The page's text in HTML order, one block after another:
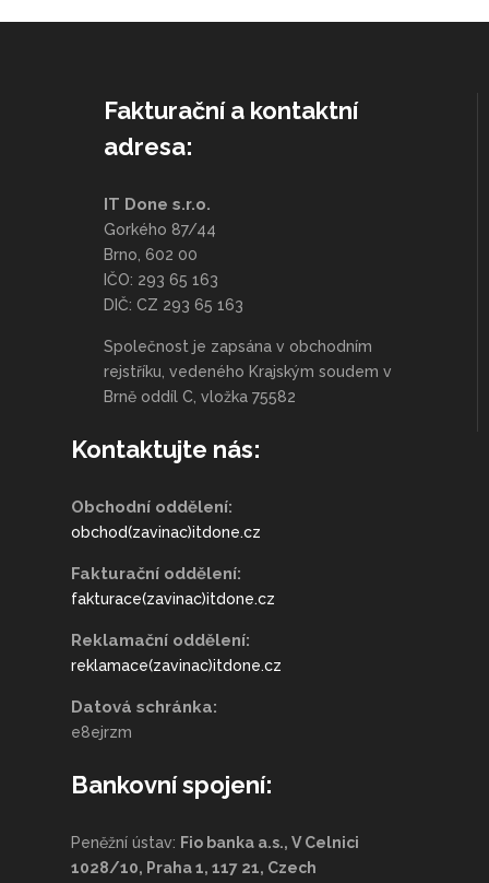
Fakturační a kontaktní
adresa:
IT Done s.r.o.
Gorkého 87/44
Brno, 602 00
IČO: 293 65 163
DIČ: CZ 293 65 163
Společnost je zapsána v obchodním
rejstříku, vedeného Krajským soudem v
Brně oddíl C, vložka 75582
Kontaktujte nás:
Obchodní oddělení:
obchod(zavinac)itdone.cz
Fakturační oddělení:
fakturace(zavinac)itdone.cz
Reklamační oddělení:
reklamace(zavinac)itdone.cz
Datová schránka:
e8ejrzm
Bankovní spojení:
Peněžní ústav: Fio banka a.s., V Celnici
1028/10, Praha 1, 117 21, Czech